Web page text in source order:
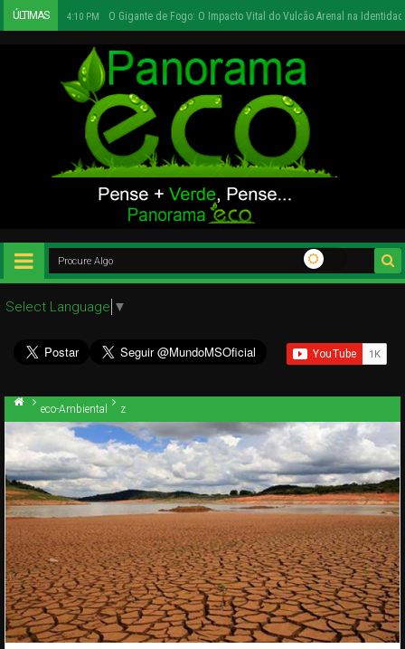
ÚLTIMAS 12:27 PM Urbanismo Sustentável e Infraestrutura Social
Select Language ▼
eco-Ambiental z